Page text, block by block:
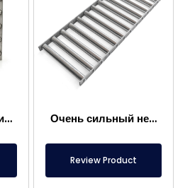
Решетчатый магнит 300×400 мм, притягивающий металлы в пищевых продуктах Очень сильный неодимовый решетчатый магнит 1000×300 мм
Review Product